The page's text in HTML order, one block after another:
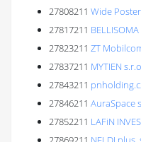
27808211 Wide
27817211
27823211 ZT
27837211 MYTIEN
27843211
27846211 AuraSpace
27852211 LAFiN